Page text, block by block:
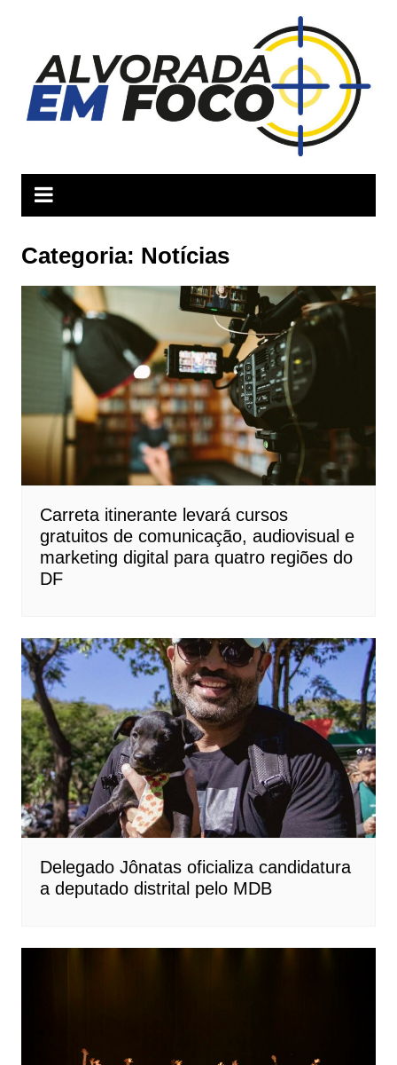
conteúdo
Categoria: Notícias
Carreta itinerante levará cursos
gratuitos de comunicação, audiovisual e
marketing digital para quatro regiões do
DF
Delegado Jônatas oficializa candidatura
a deputado distrital pelo MDB